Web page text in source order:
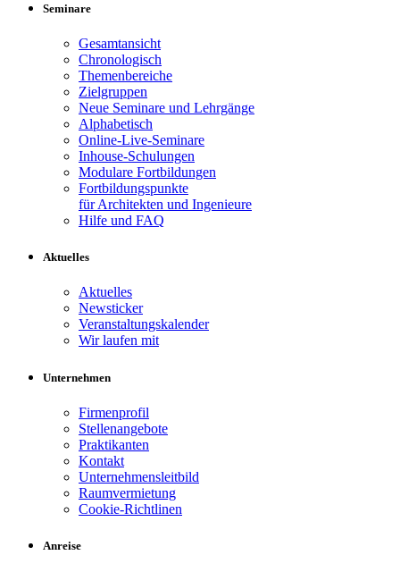
Seminare
Gesamtansicht
Chronologisch
Themenbereiche
Zielgruppen
Neue Seminare und Lehrgänge
Alphabetisch
Online-Live-Seminare
Inhouse-Schulungen
Modulare Fortbildungen
Fortbildungspunkte
für Architekten und Ingenieure
Hilfe und FAQ
Aktuelles
Aktuelles
Newsticker
Veranstaltungskalender
Wir laufen mit
Unternehmen
Firmenprofil
Stellenangebote
Praktikanten
Kontakt
Unternehmensleitbild
Raumvermietung
Cookie-Richtlinen
Anreise